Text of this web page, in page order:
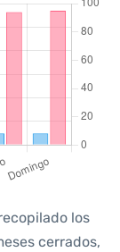
los
cerrados,